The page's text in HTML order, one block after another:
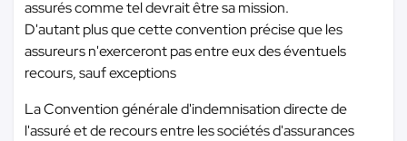
assurés comme tel devrait être sa mission.
D'autant plus que cette convention précise que les
assureurs n'exerceront pas entre eux des éventuels
recours, sauf exceptions
La Convention générale d'indemnisation directe de
l'assuré et de recours entre les sociétés d'assurances